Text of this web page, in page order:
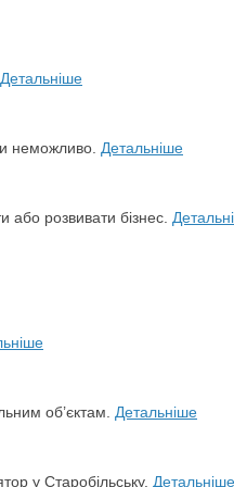
Детальніше
неможливо. Детальніше
або розвивати бізнес.
об’єктам. Детальніше
у Старобільську. Детальніше